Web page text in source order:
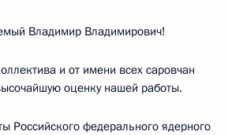
Владимир Владимирович!
и от имени всех саровчан
оценку нашей работы.
Российского федерального ядерного